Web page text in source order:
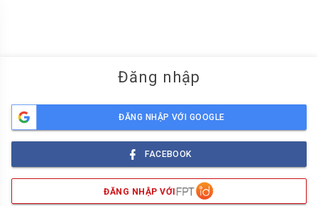
Đăng nhập
ĐĂNG NHẬP VỚI GOOGLE
FACEBOOK
ĐĂNG NHẬP VỚI